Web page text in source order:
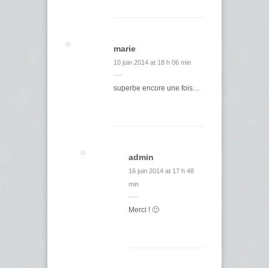
marie
10 juin 2014 at 18 h 06 min
superbe encore une fois…
admin
16 juin 2014 at 17 h 48
min
Merci ! 🙂